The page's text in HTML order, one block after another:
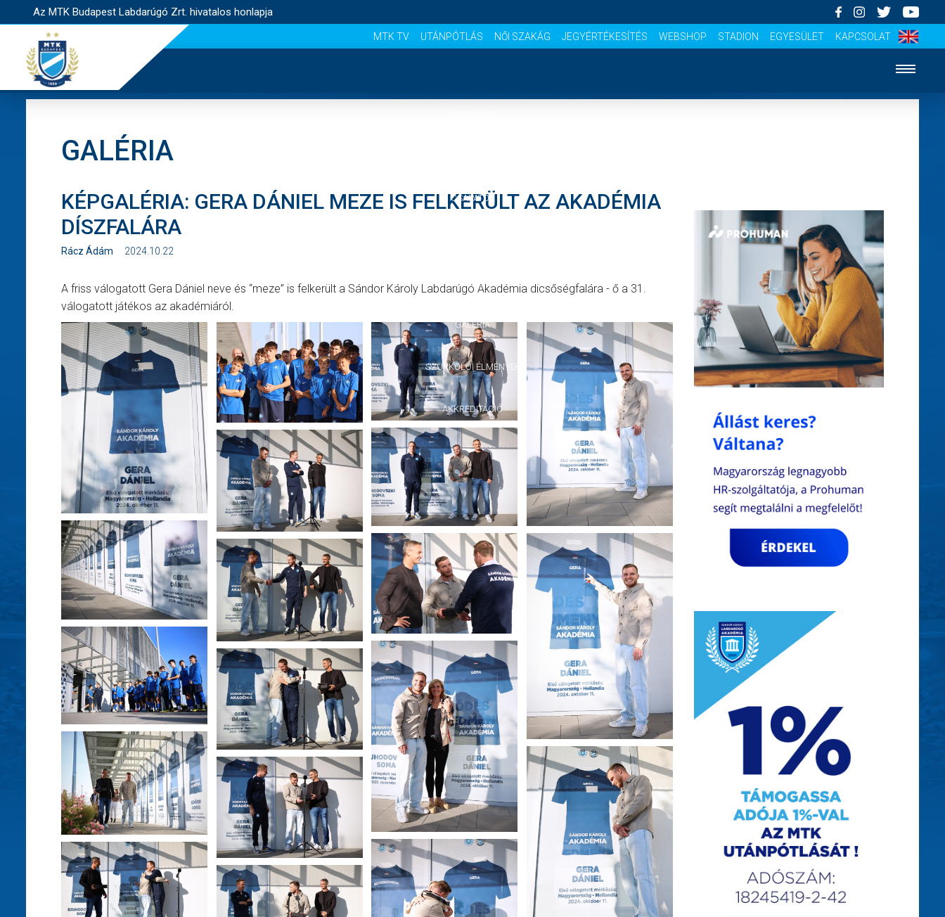
Az MTK Budapest Labdarúgó Zrt. hivatalos honlapja
MTK TV UTÁNPÓTLÁS NŐI SZAKÁG JEGYÉRTÉKESÍTÉS WEBSHOP STADION EGYESÜLET KAPCSOLAT
CSAPATOK
KLUB
GALÉRIA
SZURKOLÓI ÉLMÉNYEK
AKKREDITÁCIÓ
GALÉRIA
KÉPGALÉRIA: GERA DÁNIEL MEZE IS FELKERÜLT AZ AKADÉMIA
DÍSZFALÁRA
Rácz Ádám 2024.10.22
A friss válogatott Gera Dániel neve és “meze” is felkerült a Sándor Károly Labdarúgó Akadémia dicsőségfalára - ő a 31.
válogatott játékos az akadémiáról.